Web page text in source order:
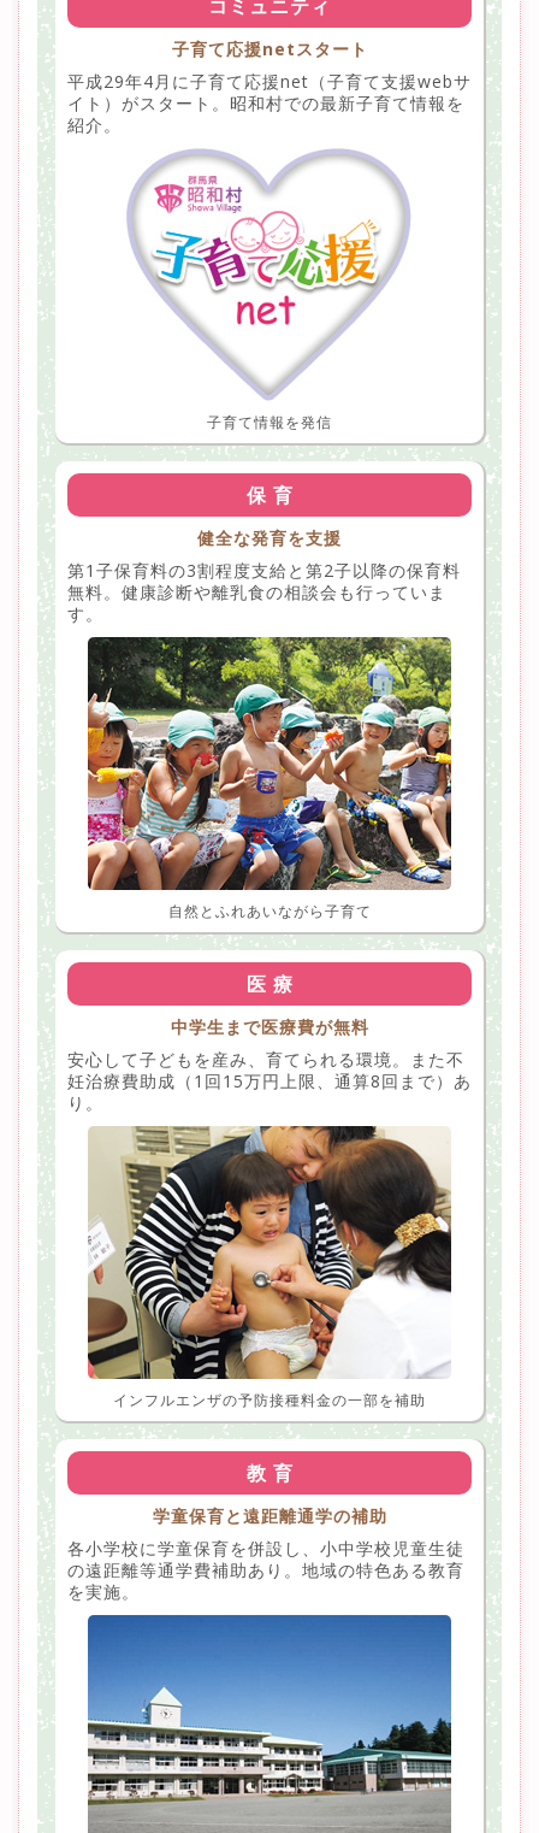
コミュニティ
子育て応援netスタート
平成29年4月に子育て応援net（子育て支援webサ
イト）がスタート。昭和村での最新子育て情報を
紹介。
子育て情報を発信
保 育
健全な発育を支援
第1子保育料の3割程度支給と第2子以降の保育料
無料。健康診断や離乳食の相談会も行っていま
す。
自然とふれあいながら子育て
医 療
中学生まで医療費が無料
安心して子どもを産み、育てられる環境。また不
妊治療費助成（1回15万円上限、通算8回まで）あ
り。
インフルエンザの予防接種料金の一部を補助
教 育
学童保育と遠距離通学の補助
各小学校に学童保育を併設し、小中学校児童生徒
の遠距離等通学費補助あり。地域の特色ある教育
を実施。